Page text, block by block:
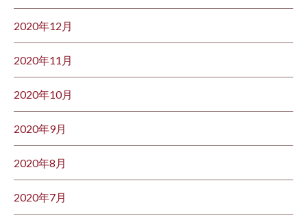
2020年12月
2020年11月
2020年10月
2020年9月
2020年8月
2020年7月